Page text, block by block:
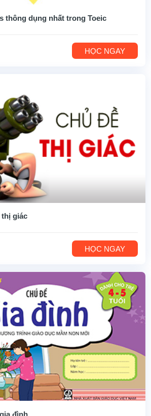
thông dụng nhất trong Toeic
HỌC NGAY
giác
HỌC NGAY
đình